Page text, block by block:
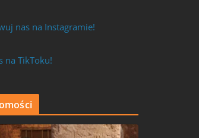
nas na Instagramie!
na TikToku!